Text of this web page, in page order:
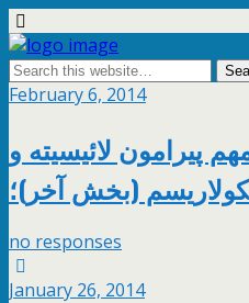
February 6, 2014
پیرامون لائیسیته و
(بخش آخر)؛
no responses
January 26, 2014